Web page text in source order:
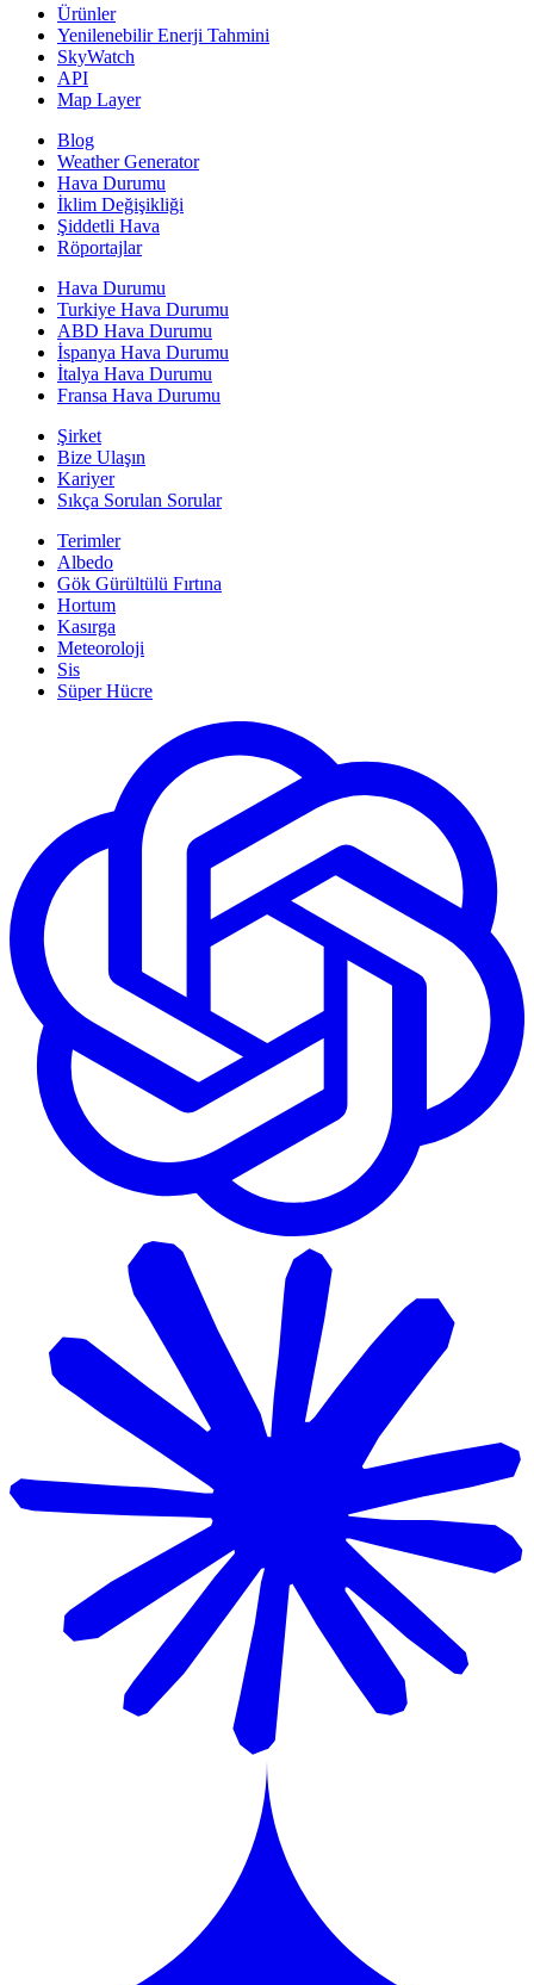
Ürünler
Yenilenebilir Enerji Tahmini
SkyWatch
API
Map Layer
Blog
Weather Generator
Hava Durumu
İklim Değişikliği
Şiddetli Hava
Röportajlar
Hava Durumu
Turkiye Hava Durumu
ABD Hava Durumu
İspanya Hava Durumu
İtalya Hava Durumu
Fransa Hava Durumu
Şirket
Bize Ulaşın
Kariyer
Sıkça Sorulan Sorular
Terimler
Albedo
Gök Gürültülü Fırtına
Hortum
Kasırga
Meteoroloji
Sis
Süper Hücre